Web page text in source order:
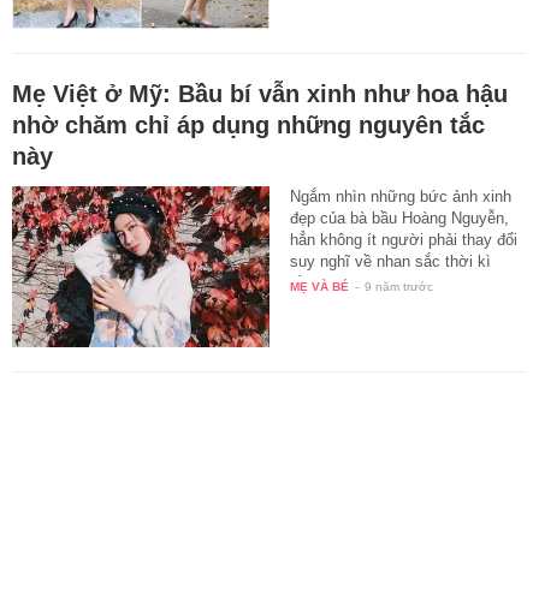
Mẹ Việt ở Mỹ: Bầu bí vẫn xinh như hoa hậu
nhờ chăm chỉ áp dụng những nguyên tắc
này
Ngắm nhìn những bức ảnh xinh
đẹp của bà bầu Hoàng Nguyễn,
hẳn không ít người phải thay đổi
suy nghĩ về nhan sắc thời kì
bầu…
MẸ VÀ BÉ - 9 năm trước